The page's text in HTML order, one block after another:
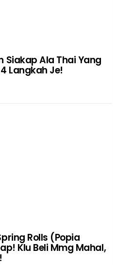
Siakap Ala Thai Yang
Langkah Je!
Rolls (Popia
Klu Beli Mmg Mahal,